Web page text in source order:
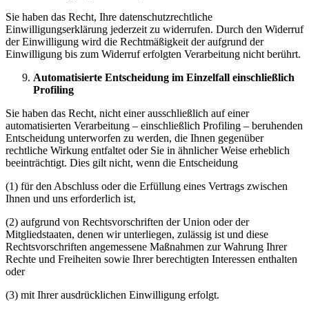
Sie haben das Recht, Ihre datenschutzrechtliche
Einwilligungserklärung jederzeit zu widerrufen. Durch den Widerruf
der Einwilligung wird die Rechtmäßigkeit der aufgrund der
Einwilligung bis zum Widerruf erfolgten Verarbeitung nicht berührt.
Automatisierte Entscheidung im Einzelfall einschließlich
Profiling
Sie haben das Recht, nicht einer ausschließlich auf einer
automatisierten Verarbeitung – einschließlich Profiling – beruhenden
Entscheidung unterworfen zu werden, die Ihnen gegenüber
rechtliche Wirkung entfaltet oder Sie in ähnlicher Weise erheblich
beeinträchtigt. Dies gilt nicht, wenn die Entscheidung
(1) für den Abschluss oder die Erfüllung eines Vertrags zwischen
Ihnen und uns erforderlich ist,
(2) aufgrund von Rechtsvorschriften der Union oder der
Mitgliedstaaten, denen wir unterliegen, zulässig ist und diese
Rechtsvorschriften angemessene Maßnahmen zur Wahrung Ihrer
Rechte und Freiheiten sowie Ihrer berechtigten Interessen enthalten
oder
(3) mit Ihrer ausdrücklichen Einwilligung erfolgt.